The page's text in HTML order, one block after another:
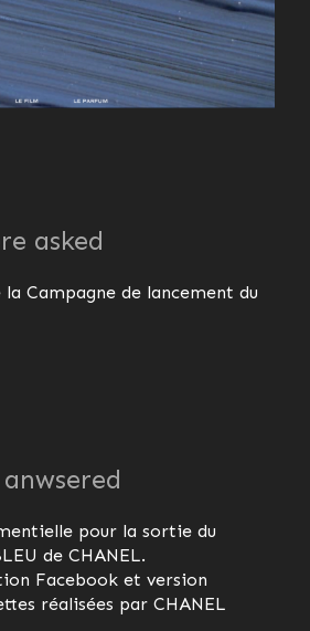
asked
Campagne de lancement du
pour la sortie du
de CHANEL.
Facebook et version
réalisées par CHANEL